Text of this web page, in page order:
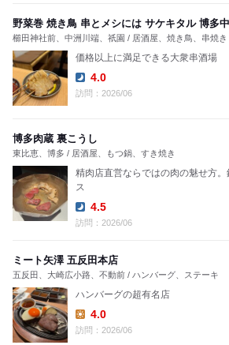
野菜巻 焼き鳥 串とメシには サケキタル 博多
櫛田神社前、中洲川端、祇園 / 居酒屋、焼き鳥、串焼き
価格以上に満足できる大衆串酒場
Dinner:
4.0
訪問：2026/06
博多肉蔵 裏こうし
東比恵、博多 / 居酒屋、もつ鍋、すき焼き
精肉店直営ならではの肉の魅せ方
ス
Dinner:
4.5
訪問：2026/06
ミート矢澤 五反田本店
五反田、大崎広小路、不動前 / ハンバーグ、ステーキ
ハンバーグの超有名店
Lunch:
4.0
訪問：2026/06